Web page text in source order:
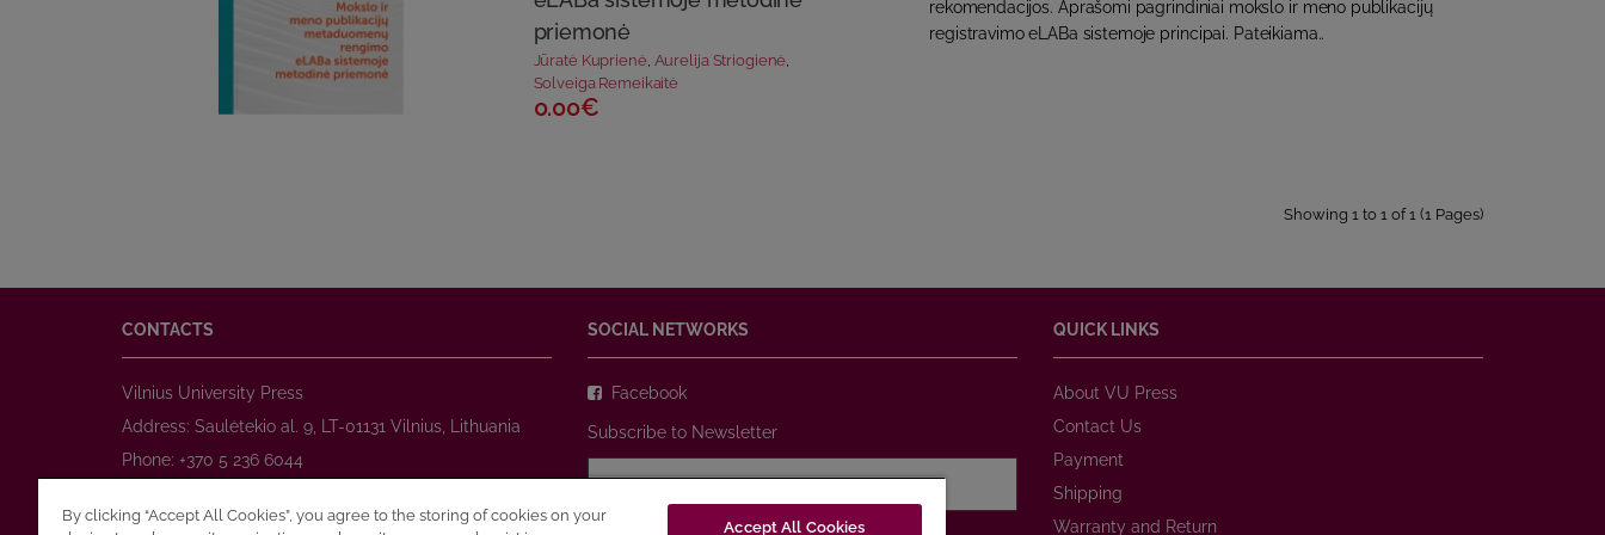
priemonė
Jūratė Kuprienė Aurelija Striogienė
Solveiga Remeikaitė
0.00€
rekomendacijos. Aprašomi pagrindiniai mokslo ir meno publikacijų
registravimo eLABa sistemoje principai. Pateikiama..
Showing 1 to 1 of 1 (1 Pages)
CONTACTS
Vilnius University Press
Address: Saulėtekio al. 9, LT-01131 Vilnius, Lithuania
Phone: +370 5 236 6044
E-mail:prekyba@leidykla.vu.lt
SOCIAL NETWORKS
Facebook
Subscribe to Newsletter
QUICK LINKS
About VU Press
Contact Us
Payment
Shipping
Warranty and Return
By clicking “Accept All Cookies”, you agree to the storing of cookies on your
Accept All Cookies